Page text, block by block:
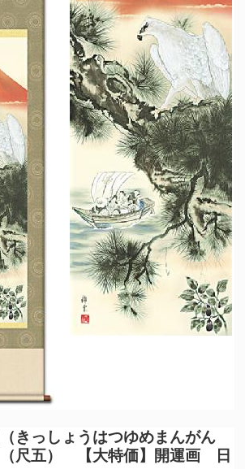
きっしょうはつゆめまんがん
尺五） 【大特価】開運画 日